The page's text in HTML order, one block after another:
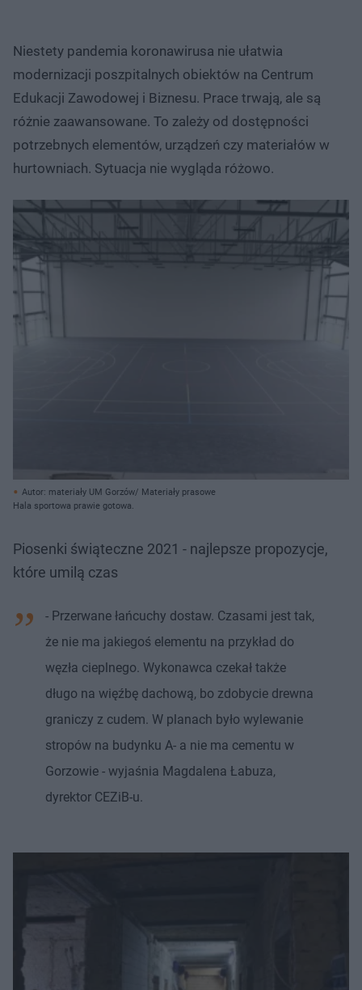
Niestety pandemia koronawirusa nie ułatwia
modernizacji poszpitalnych obiektów na Centrum
Edukacji Zawodowej i Biznesu. Prace trwają, ale są
różnie zaawansowane. To zależy od dostępności
potrzebnych elementów, urządzeń czy materiałów w
hurtowniach. Sytuacja nie wygląda różowo.
Autor: materiały UM Gorzów/ Materiały prasowe
Hala sportowa prawie gotowa.
Piosenki świąteczne 2021 - najlepsze propozycje,
które umilą czas
- Przerwane łańcuchy dostaw. Czasami jest tak,
że nie ma jakiegoś elementu na przykład do
węzła cieplnego. Wykonawca czekał także
długo na więźbę dachową, bo zdobycie drewna
graniczy z cudem. W planach było wylewanie
stropów na budynku A- a nie ma cementu w
Gorzowie - wyjaśnia Magdalena Łabuza,
dyrektor CEZiB-u.